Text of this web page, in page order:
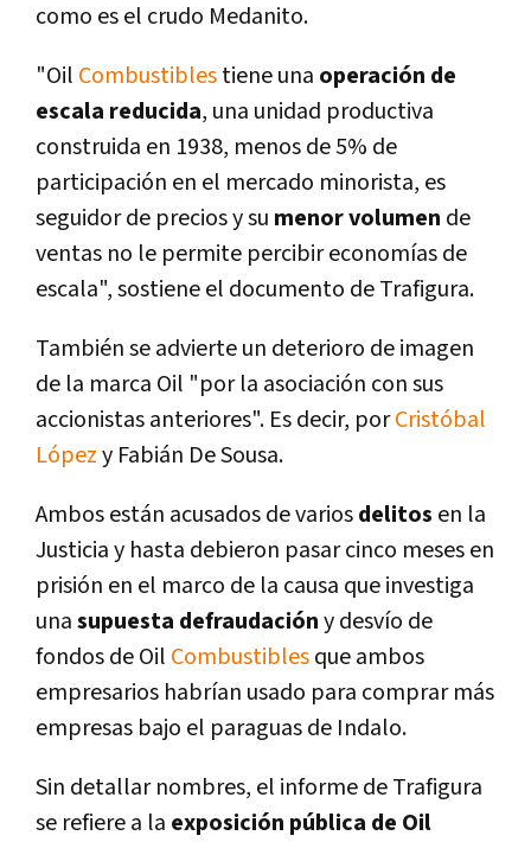
como es el crudo Medanito.
"Oil Combustiblestiene una operación de
escala reducida, una unidad productiva
construida en 1938, menos de 5% de
participación en el mercado minorista, es
seguidor de precios y su menor volumen de
ventas no le permite percibir economí­as de
escala", sostiene el documento de Trafigura.
También se advierte un deterioro de imagen
de la marca Oil "por la asociación con sus
accionistas anteriores". Es decir, porCristóbal
Lópezy Fabián De Sousa.
Ambos están acusados de variosdelitos en la
Justicia y hasta debieron pasar cinco meses en
prisión en el marco de la causa que investiga
unasupuesta defraudacióny desví­o de
fondos de Oil Combustiblesque ambos
empresarios habrí­an usado para comprar más
empresas bajo el paraguas de Indalo.
Sin detallar nombres, el informe de Trafigura
se refiere a la exposición pública de Oil